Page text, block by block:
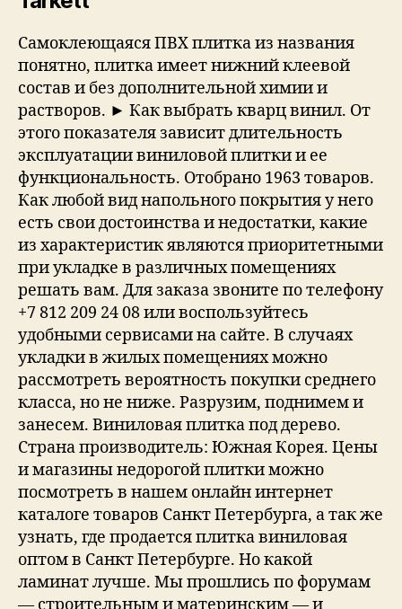
Самоклеющаяся ПВХ плитка из названия
понятно, плитка имеет нижний клеевой
состав и без дополнительной химии и
растворов. ► Как выбрать кварц винил. От
этого показателя зависит длительность
эксплуатации виниловой плитки и ее
функциональность. Отобрано 1963 товаров.
Как любой вид напольного покрытия у него
есть свои достоинства и недостатки, какие
из характеристик являются приоритетными
при укладке в различных помещениях
решать вам. Для заказа звоните по телефону
+7 812 209 24 08 или воспользуйтесь
удобными сервисами на сайте. В случаях
укладки в жилых помещениях можно
рассмотреть вероятность покупки среднего
класса, но не ниже. Разрузим, поднимем и
занесем. Виниловая плитка под дерево.
Страна производитель: Южная Корея. Цены
и магазины недорогой плитки можно
посмотреть в нашем онлайн интернет
каталоге товаров Санкт Петербурга, а так же
узнать, где продается плитка виниловая
оптом в Санкт Петербурге. Но какой
ламинат лучше. Мы прошлись по форумам